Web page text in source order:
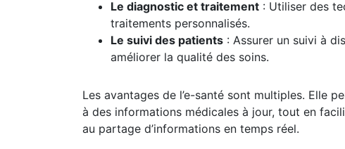
Le diagnostic et traitement : Utiliser des
traitements personnalisés.
Le suivi des patients : Assurer un suivi à
améliorer la qualité des soins.
Les avantages de l’e-santé sont multiples. Elle
à des informations médicales à jour, tout en
au partage d’informations en temps réel.